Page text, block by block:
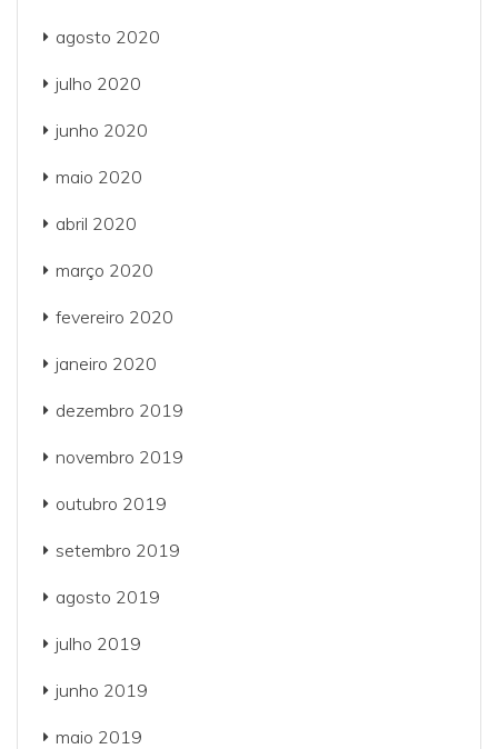
agosto 2020
julho 2020
junho 2020
maio 2020
abril 2020
março 2020
fevereiro 2020
janeiro 2020
dezembro 2019
novembro 2019
outubro 2019
setembro 2019
agosto 2019
julho 2019
junho 2019
maio 2019